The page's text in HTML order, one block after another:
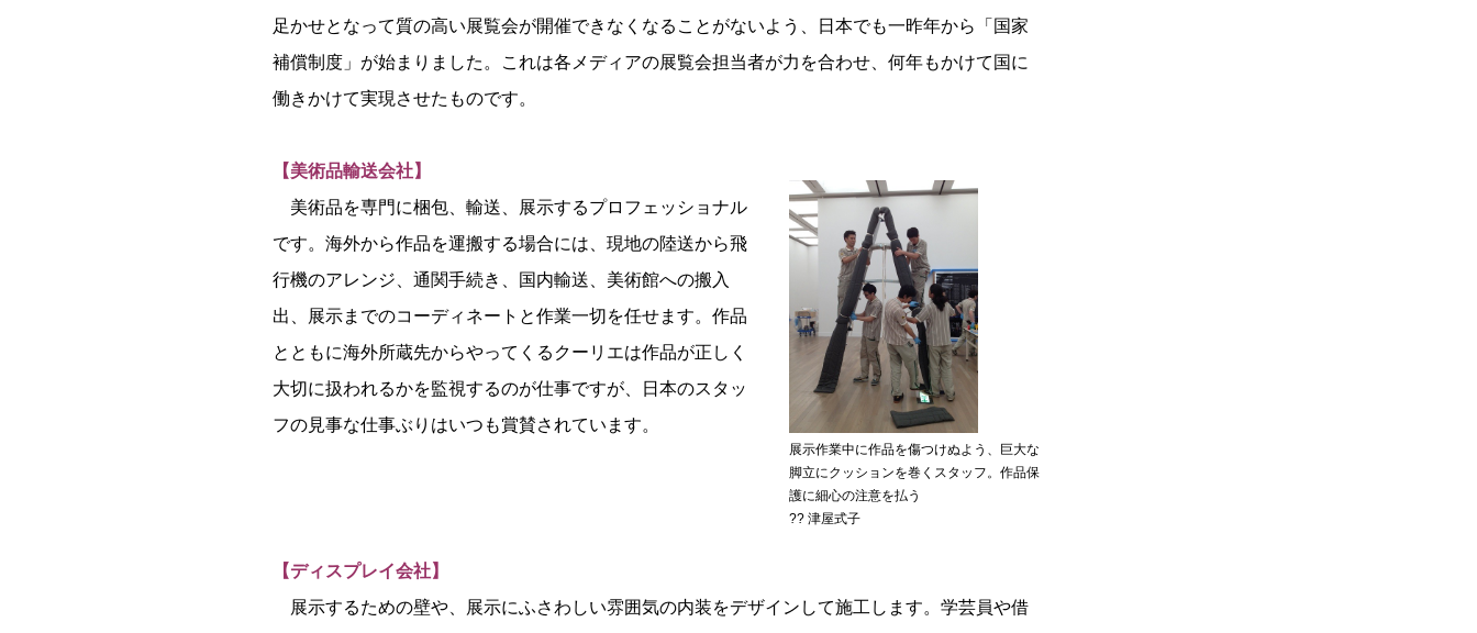
足かせとなって質の高い展覧会が開催できなくなることがないよう、日本でも一昨年から「国家
補償制度」が始まりました。これは各メディアの展覧会担当者が力を合わせ、何年もかけて国に
働きかけて実現させたものです。
展示作業中に作品を傷つけぬよう、巨大な
脚立にクッションを巻くスタッフ。作品保
護に細心の注意を払う
?? 津屋式子
【美術品輸送会社】
美術品を専門に梱包、輸送、展示するプロフェッショナル
です。海外から作品を運搬する場合には、現地の陸送から飛
行機のアレンジ、通関手続き、国内輸送、美術館への搬入
出、展示までのコーディネートと作業一切を任せます。作品
とともに海外所蔵先からやってくるクーリエは作品が正しく
大切に扱われるかを監視するのが仕事ですが、日本のスタッ
フの見事な仕事ぶりはいつも賞賛されています。
【ディスプレイ会社】
展示するための壁や、展示にふさわしい雰囲気の内装をデザインして施工します。学芸員や借